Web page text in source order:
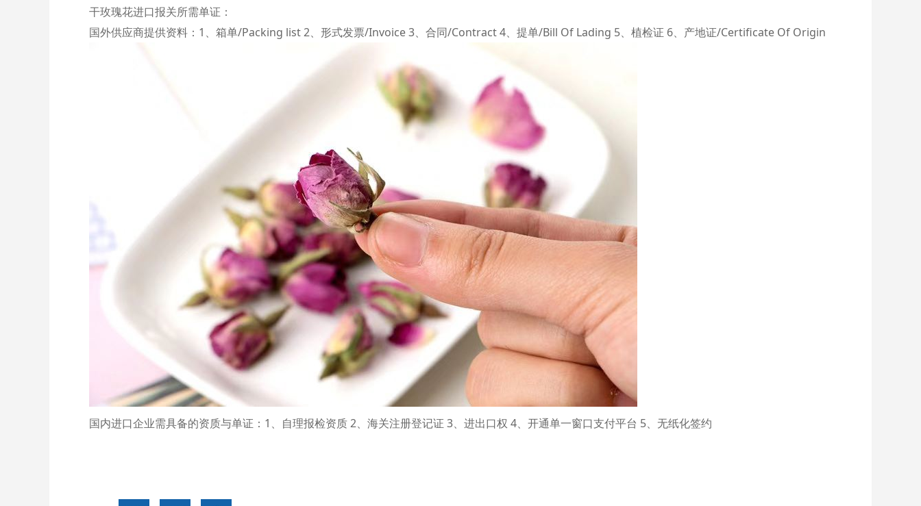
干玫瑰花进口报关所需单证：
国外供应商提供资料：1、箱单/Packing list 2、形式发票/Invoice 3、合同/Contract 4、提单/Bill Of Lading 5、植检证 6、产地证/Certificate Of Origin
国内进口企业需具备的资质与单证：1、自理报检资质 2、海关注册登记证 3、进出口权 4、开通单一窗口支付平台 5、无纸化签约